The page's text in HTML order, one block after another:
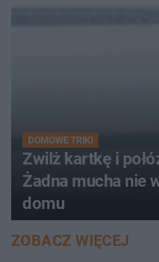
DOMOWE TRIKI
Zwilż kartkę i
Żadna mucha nie
domu
ZOBACZ WIĘCEJ